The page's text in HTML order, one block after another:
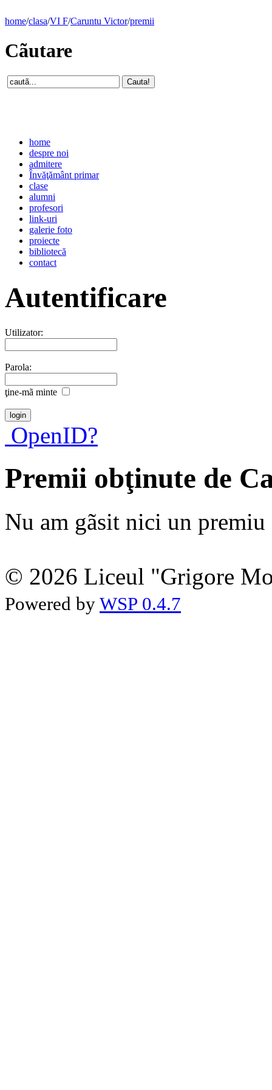
home/clasa/VI F/Caruntu Victor/premii
Cãutare
home
despre noi
admitere
Învăţământ primar
clase
alumni
profesori
link-uri
galerie foto
proiecte
bibliotecă
contact
Autentificare
Utilizator:
Parola:
ţine-mã minte
OpenID?
Premii obţinute de
Nu am gãsit nici un premiu
© 2026 Liceul "Grigore
Powered by WSP 0.4.7